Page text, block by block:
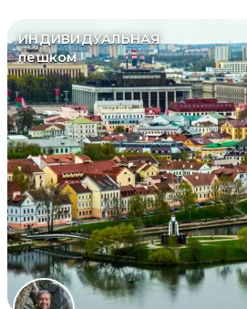
ИНДИВИДУАЛЬНАЯ
пешком